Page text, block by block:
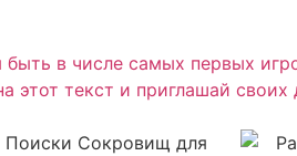
в числе самых первых
текст и приглашай своих